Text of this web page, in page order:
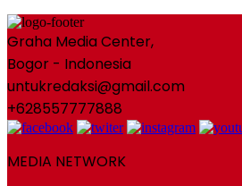
Graha Media Center,
Bogor - Indonesia
untukredaksi@gmail.com
+628557777888
MEDIA NETWORK